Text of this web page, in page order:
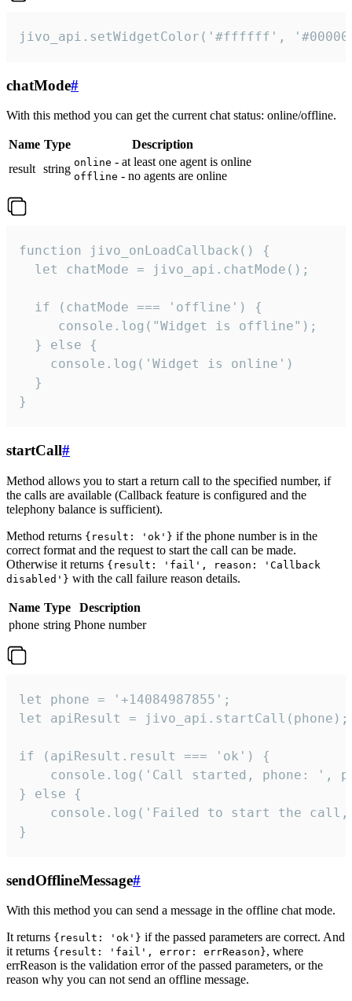
jivo_api.setWidgetColor('#ffffff',
chatMode#
With this method you can get the current chat status: online/offline.
Name Type
Description
result string online - at least one agent is online
offline - no agents are online
function jivo_onLoadCallback() {
  let chatMode = jivo_api.chatMode();
  if (chatMode === 'offline') {
     console.log("Widget is offline");
  } else {
    console.log('Widget is online')
  }
}
startCall#
Method allows you to start a return call to the specified number, if
the calls are available (Callback feature is configured and the
telephony balance is sufficient).
Method returns {result: 'ok'} if the phone number is in the
correct format and the request to start the call can be made.
Otherwise it returns {result: 'fail', reason: 'Callback
disabled'} with the call failure reason details.
Name Type
Description
phone string Phone number
let phone = '+14084987855';
let apiResult = jivo_api.startCall(phone);
if (apiResult.result === 'ok') {
console.log('Call started, phone: ',
} else {
console.log('Failed to start the
}
sendOfflineMessage#
With this method you can send a message in the offline chat mode.
It returns {result: 'ok'} if the passed parameters are correct. And
it returns {result: 'fail', error: errReason}, where
errReason is the validation error of the passed parameters, or the
reason why you can not send an offline message.